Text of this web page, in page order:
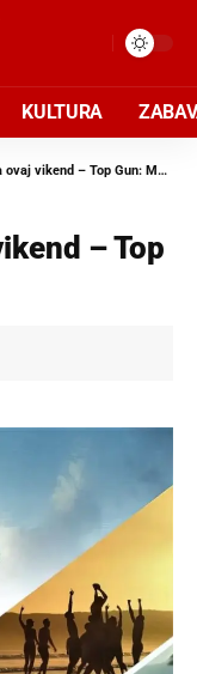
KULTURA
– Top Gun: Maverick (2022)
– Top